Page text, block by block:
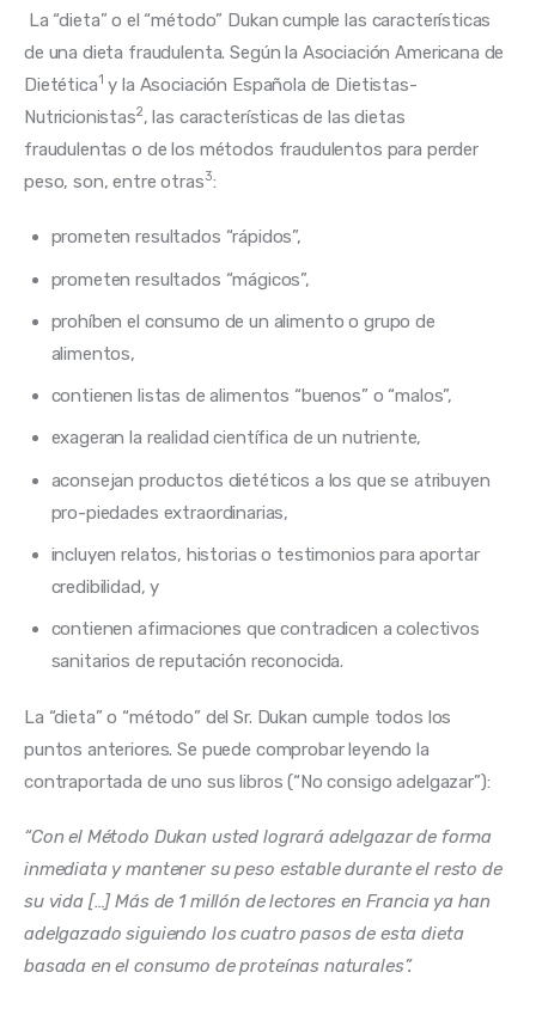
La “dieta” o el “método” Dukan cumple las características
de una dieta fraudulenta. Según la Asociación Americana de
Dietética1 y la Asociación Española de Dietistas-
Nutricionistas2, las características de las dietas
fraudulentas o de los métodos fraudulentos para perder
peso, son, entre otras3:
prometen resultados “rápidos”,
prometen resultados “mágicos”,
prohíben el consumo de un alimento o grupo de
alimentos,
contienen listas de alimentos “buenos” o “malos”,
exageran la realidad científica de un nutriente,
aconsejan productos dietéticos a los que se atribuyen
pro-piedades extraordinarias,
incluyen relatos, historias o testimonios para aportar
credibilidad, y
contienen afirmaciones que contradicen a colectivos
sanitarios de reputación reconocida.
La “dieta” o “método” del Sr. Dukan cumple todos los
puntos anteriores. Se puede comprobar leyendo la
contraportada de uno sus libros (“No consigo adelgazar”):
“Con el Método Dukan usted logrará adelgazar de forma
inmediata y mantener su peso estable durante el resto de
su vida […] Más de 1 millón de lectores en Francia ya han
adelgazado siguiendo los cuatro pasos de esta dieta
basada en el consumo de proteínas naturales”.